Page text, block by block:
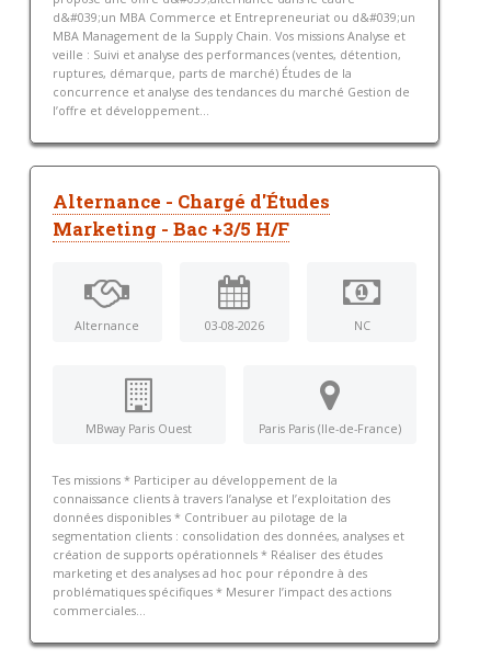
d&#039;un MBA Commerce et Entrepreneuriat ou d&#039;un
MBA Management de la Supply Chain. Vos missions Analyse et
veille : Suivi et analyse des performances (ventes, détention,
ruptures, démarque, parts de marché) Études de la
concurrence et analyse des tendances du marché Gestion de
l’offre et développement...
Alternance - Chargé d'Études
Marketing - Bac +3/5 H/F
Alternance 03-08-2026 NC
MBway Paris Ouest Paris Paris (Ile-de-France)
Tes missions * Participer au développement de la
connaissance clients à travers l’analyse et l’exploitation des
données disponibles * Contribuer au pilotage de la
segmentation clients : consolidation des données, analyses et
création de supports opérationnels * Réaliser des études
marketing et des analyses ad hoc pour répondre à des
problématiques spécifiques * Mesurer l’impact des actions
commerciales...